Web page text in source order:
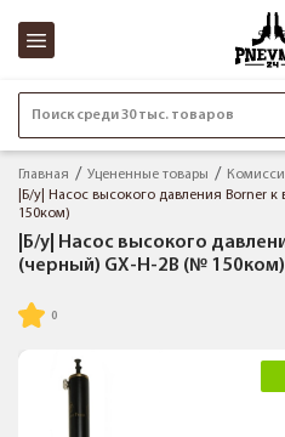
Поиск среди 30 тыс. товаров
Главная Уцененные товары
|Б/у| Насос высокого давления Borner
150ком)
|Б/у| Насос высокого
(черный) GX-H-2B (№ 150ком)